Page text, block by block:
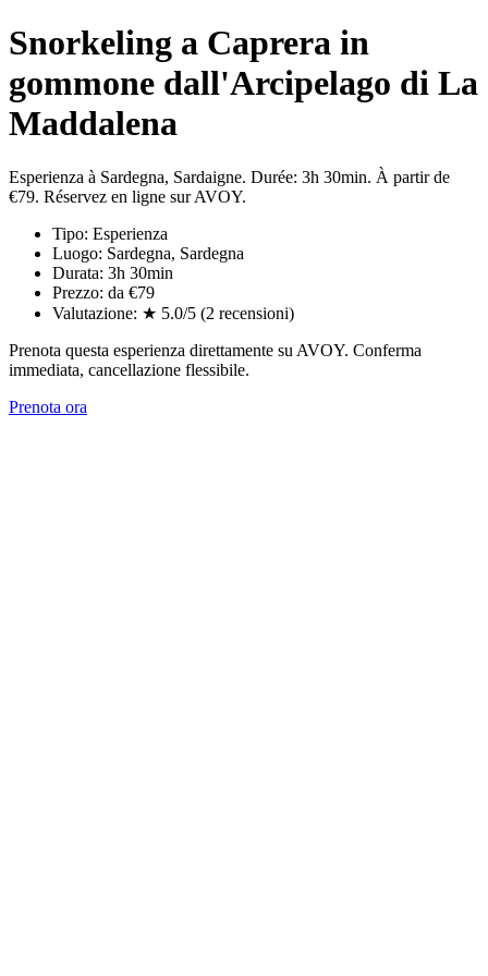
Snorkeling a Caprera in
gommone dall'Arcipelago di La
Maddalena
Esperienza à Sardegna, Sardaigne. Durée: 3h 30min. À partir de
€79. Réservez en ligne sur AVOY.
Tipo: Esperienza
Luogo: Sardegna, Sardegna
Durata: 3h 30min
Prezzo: da €79
Valutazione: ★ 5.0/5 (2 recensioni)
Prenota questa esperienza direttamente su AVOY. Conferma
immediata, cancellazione flessibile.
Prenota ora